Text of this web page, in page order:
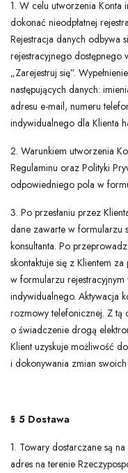
1. W celu utworzenia Konta
dokonać nieodpłatnej
Rejestracja danych odbywa
rejestracyjnego dostępnego
„Zarejestruj się”.
następujących danych:
adresu e-mail, numeru
indywidualnego dla Klienta
2. Warunkiem utworzenia
Regulaminu oraz Polityki
odpowiedniego pola w
3. Po przesłaniu przez
dane zawarte w formularzu
konsultanta. Po
skontaktuje się z Klientem
w formularzu
indywidualnego. Aktywacja
rozmowy telefonicznej. Z tą
o świadczenie drogą
Klient uzyskuje możliwość
i dokonywania zmian
§ 5 Dostawa
1. Towary dostarczane są
adres na terenie